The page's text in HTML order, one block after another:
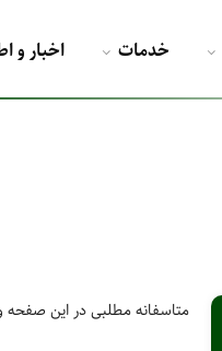
خدمات اخبار و
متاسفانه مطلبی در این صفحه